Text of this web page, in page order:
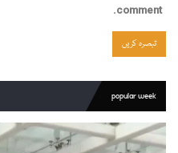
comment.
popular week